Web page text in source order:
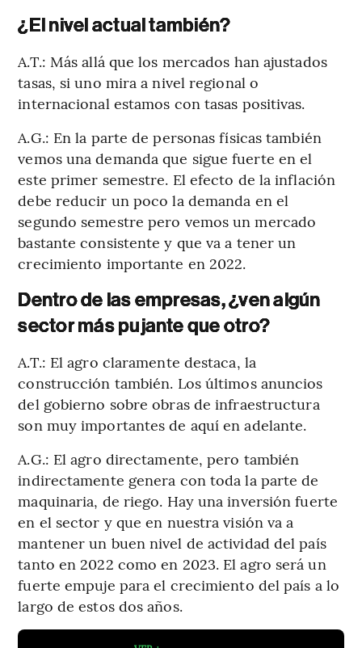
¿El nivel actual también?
A.T.: Más allá que los mercados han ajustados
tasas, si uno mira a nivel regional o
internacional estamos con tasas positivas.
A.G.: En la parte de personas físicas también
vemos una demanda que sigue fuerte en el
este primer semestre. El efecto de la inflación
debe reducir un poco la demanda en el
segundo semestre pero vemos un mercado
bastante consistente y que va a tener un
crecimiento importante en 2022.
Dentro de las empresas, ¿ven algún
sector más pujante que otro?
A.T.: El agro claramente destaca, la
construcción también. Los últimos anuncios
del gobierno sobre obras de infraestructura
son muy importantes de aquí en adelante.
A.G.: El agro directamente, pero también
indirectamente genera con toda la parte de
maquinaria, de riego. Hay una inversión fuerte
en el sector y que en nuestra visión va a
mantener un buen nivel de actividad del país
tanto en 2022 como en 2023. El agro será un
fuerte empuje para el crecimiento del país a lo
largo de estos dos años.